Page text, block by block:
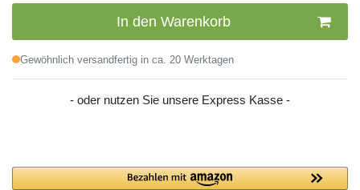
In den Warenkorb
Gewöhnlich versandfertig in ca. 20 Werktagen
- oder nutzen Sie unsere Express Kasse -